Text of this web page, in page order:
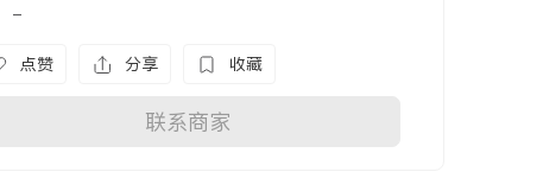
-
点赞 分享 收藏
联系商家